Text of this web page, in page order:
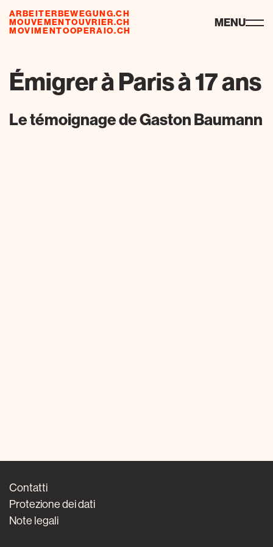
ARBEITERBEWEGUNG.CH
MOUVEMENTOUVRIER.CH
MOVIMENTOOPERAIO.CH
risorse MENU
Émigrer à Paris à 17 ans
Le témoignage de Gaston Baumann
Contatti
Protezione dei dati
Note legali